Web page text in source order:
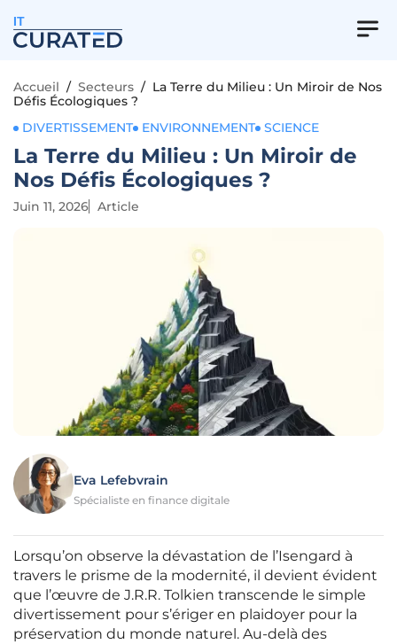
IT
Accueil / Secteurs / La Terre du Milieu : Un Miroir de Nos
Défis Écologiques ?
DIVERTISSEMENT
ENVIRONNEMENT SCIENCE
La Terre du Milieu : Un Miroir de
Nos Défis Écologiques ?
Juin 11, 2026 Article
Eva Lefebvrain
Spécialiste en finance digitale
Lorsqu’on observe la dévastation de l’Isengard à
travers le prisme de la modernité, il devient évident
que l’œuvre de J.R.R. Tolkien transcende le simple
divertissement pour s’ériger en plaidoyer pour la
préservation du monde naturel. Au-delà des